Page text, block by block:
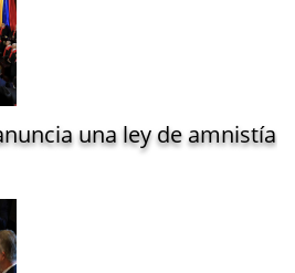
una ley de amnistía